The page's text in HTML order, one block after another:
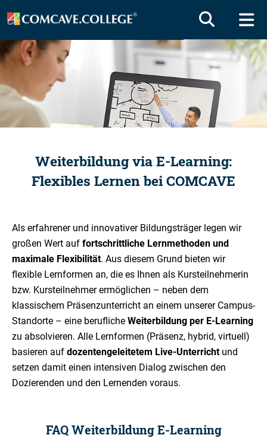
Weiterbildung via E-Learning:
Flexibles Lernen bei COMCAVE
Als erfahrener und innovativer Bildungsträger legen wir
großen Wert auf fortschrittliche Lernmethoden und
maximale Flexibilität. Aus diesem Grund bieten wir
flexible Lernformen an, die es Ihnen als Kursteilnehmerin
bzw. Kursteilnehmer ermöglichen – neben dem
klassischem Präsenzunterricht an einem unserer Campus-
Standorte – eine berufliche Weiterbildung per E-Learning
zu absolvieren. Alle Lernformen (Präsenz, hybrid, virtuell)
basieren auf dozentengeleitetem Live-Unterrichtund
setzen damit einen intensiven Dialog zwischen den
Dozierenden und den Lernenden voraus.
FAQ Weiterbildung E-Learning